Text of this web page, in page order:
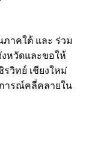
ภาคใต้ และ ร่วม
หวัดและขอให้
วิทย์ เชียงใหม่
ารณ์คลี่คลายใน